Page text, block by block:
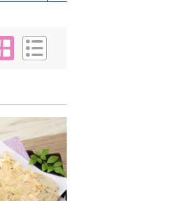
タイル